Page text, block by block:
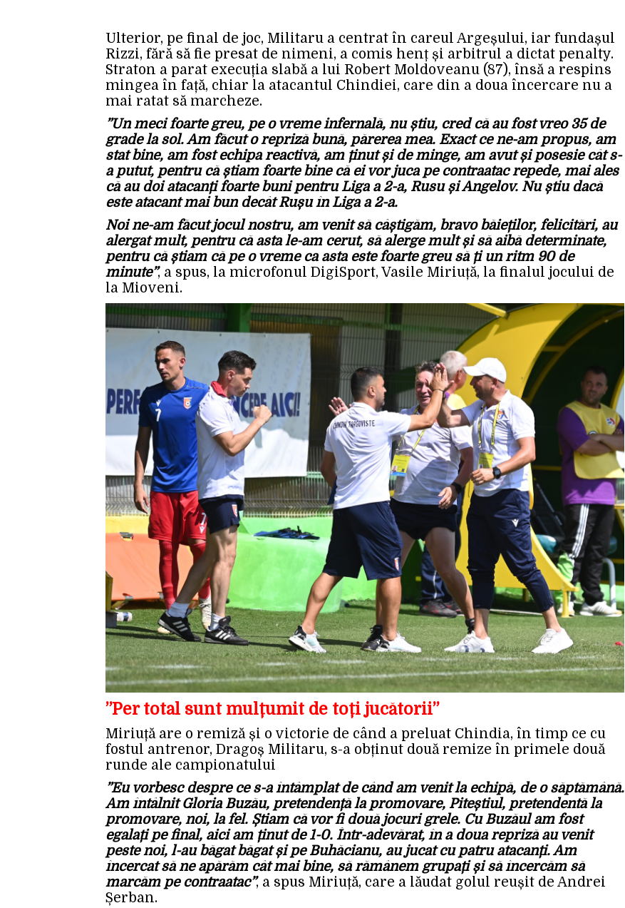
Ulterior, pe final de joc, Militaru a centrat în careul Argeșului, iar fundașul
Rizzi, fără să fie presat de nimeni, a comis henț și arbitrul a dictat penalty.
Straton a parat execuția slabă a lui Robert Moldoveanu (87), însă a respins
mingea în față, chiar la atacantul Chindiei, care din a doua încercare nu a
mai ratat să marcheze.
”Un meci foarte greu, pe o vreme infernală, nu știu, cred că au fost vreo 35 de
grade la sol. Am făcut o repriză bună, părerea mea. Exact ce ne-am propus, am
stat bine, am fost echipa reactivă, am ținut și de minge, am avut și posesie cât s-
a putut, pentru că știam foarte bine că ei vor juca pe contraatac repede, mai ales
că au doi atacanți foarte buni pentru Liga a 2-a, Rusu și Angelov. Nu știu dacă
este atacant mai bun decât Rușu în Liga a 2-a.
Noi ne-am făcut jocul nostru, am venit să câștigăm, bravo băieților, felicitări, au
alergat mult, pentru că asta le-am cerut, să alerge mult și să aibă determinate,
pentru că știam că pe o vreme ca asta este foarte greu să ți un ritm 90 de
minute”, a spus, la microfonul DigiSport, Vasile Miriuță, la finalul jocului de
la Mioveni.
”Per total sunt mulțumit de toți jucătorii”
Miriuță are o remiză și o victorie de când a preluat Chindia, în timp ce cu
fostul antrenor, Dragoș Militaru, s-a obținut două remize în primele două
runde ale campionatului
”Eu vorbesc despre ce s-a întâmplat de când am venit la echipă, de o săptămână.
Am întâlnit Gloria Buzău, pretendență la promovare, Piteștiul, pretendentă la
promovare, noi, la fel. Știam că vor fi două jocuri grele. Cu Buzăul am fost
egalați pe final, aici am ținut de 1-0. Într-adevărat, în a doua repriză au venit
peste noi, l-au băgat băgat și pe Buhăcianu, au jucat cu patru atacanți. Am
încercat să ne apărăm cât mai bine, să rămânem grupați și să încercăm să
marcăm pe contraatac”, a spus Miriuță, care a lăudat golul reușit de Andrei
Șerban.